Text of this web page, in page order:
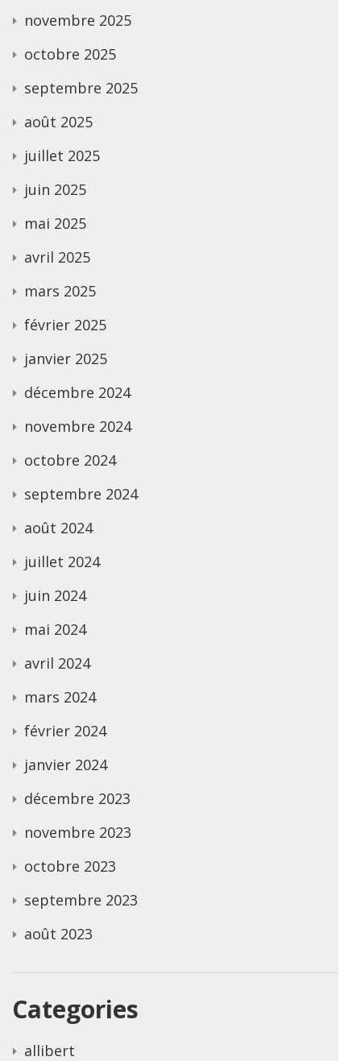
novembre 2025
octobre 2025
septembre 2025
août 2025
juillet 2025
juin 2025
mai 2025
avril 2025
mars 2025
février 2025
janvier 2025
décembre 2024
novembre 2024
octobre 2024
septembre 2024
août 2024
juillet 2024
juin 2024
mai 2024
avril 2024
mars 2024
février 2024
janvier 2024
décembre 2023
novembre 2023
octobre 2023
septembre 2023
août 2023
Categories
allibert